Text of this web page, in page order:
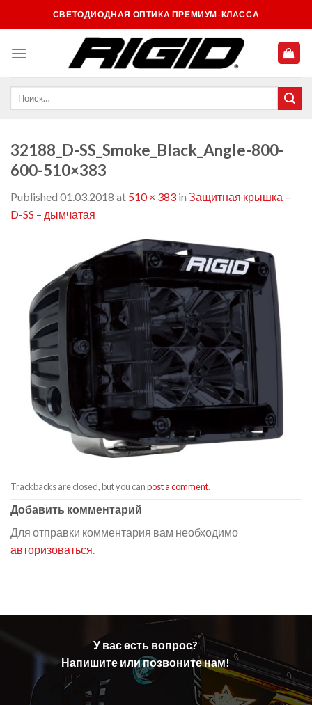
to
СВЕТОДИОДНАЯ ОПТИКА ПРЕМИУМ-КЛАССА
32188_D-SS_Smoke_Black_Angle-800-
600-510×383
Published 01.03.2018 at 510 × 383 in Защитная крышка –
D-SS – дымчатая
Trackbacks are closed, but you canpost a comment.
Добавить комментарий
Для отправки комментария вам необходимо
авторизоваться.
У вас есть вопрос?
Напишите или позвоните нам!